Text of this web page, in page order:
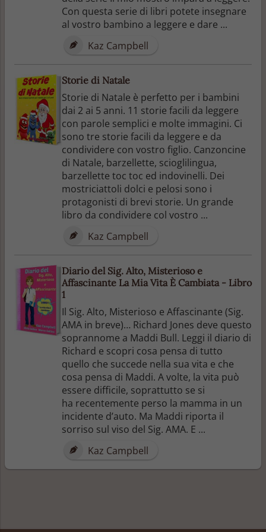
Con questa serie di libri potete insegnare
al vostro bambino a leggere e dare ...
Kaz Campbell
Storie di Natale
Storie di Natale è perfetto per i bambini
dai 2 ai 5 anni. 11 storie facili da leggere
con parole semplici e molte immagini. Ci
sono tre storie facili da leggere e da
condividere con vostro figlio. Canzoncine
di Natale, barzellette, scioglilingua,
barzellette toc toc ed indovinelli. Dei
mostriciattoli dolci e pelosi sono i
protagonisti di brevi storie. Un grande
libro da condividere col vostro ...
Kaz Campbell
Diario del Sig. Alto, Misterioso e
Affascinante La Mia Vita È Cambiata - Libro
1
Il Sig. Alto, Misterioso e Affascinante (Sig.
AMA in breve)… Richard Jones deve questo
soprannome a Maddi Bull. Leggi il diario di
Richard e scopri cosa pensa di tutto
quello che succede nella sua vita e che
cosa pensa di Maddi. A volte, la vita può
essere difficile, soprattutto se si
ha recentemente perso la mamma in un
incidente d’auto. Ma Maddi riporta il
sorriso sul viso del Sig. AMA. E ...
Kaz Campbell